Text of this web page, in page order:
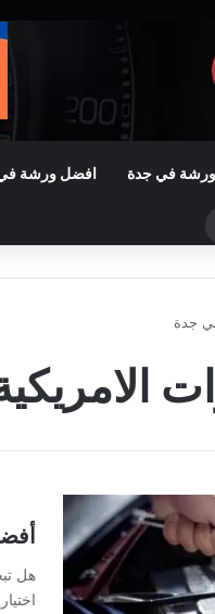
في جدة افضل ورشة
جدة
هل